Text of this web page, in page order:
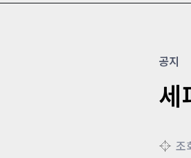
공지
세
조